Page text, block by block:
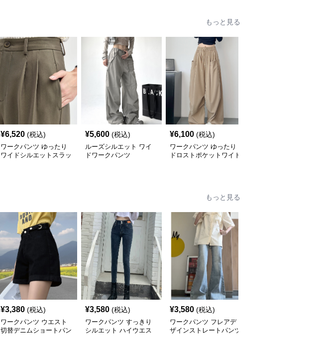
もっと見る
¥6,520 (税込)
ワークパンツ ゆったり
ワイドシルエットスラッ
¥5,600 (税込)
ルーズシルエット ワイ
ドワークパンツ
¥6,100 (税込)
ワークパンツ ゆったり
ドロストポケットワイド
もっと見る
¥3,380 (税込)
ワークパンツ ウエスト
切替デニムショートパン
¥3,580 (税込)
ワークパンツ すっきり
シルエット ハイウエス
¥3,580 (税込)
ワークパンツ フレアデ
ザインストレートパンツ